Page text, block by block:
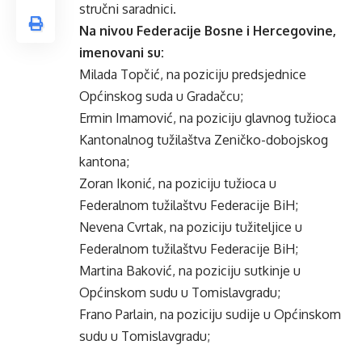
stručni saradnici.
Na nivou Federacije Bosne i Hercegovine,
imenovani su:
Milada Topčić, na poziciju predsjednice
Općinskog suda u Gradačcu;
Ermin Imamović, na poziciju glavnog tužioca
Kantonalnog tužilaštva Zeničko-dobojskog
kantona;
Zoran Ikonić, na poziciju tužioca u
Federalnom tužilaštvu Federacije BiH;
Nevena Cvrtak, na poziciju tužiteljice u
Federalnom tužilaštvu Federacije BiH;
Martina Baković, na poziciju sutkinje u
Općinskom sudu u Tomislavgradu;
Frano Parlain, na poziciju sudije u Općinskom
sudu u Tomislavgradu;